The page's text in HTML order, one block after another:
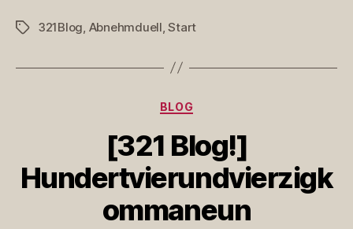
Schlagwörter
321Blog Abnehmduell ,Start
Kategorien
BLOG
[321 Blog!]
Hundertvierundvierzigk
ommaneun